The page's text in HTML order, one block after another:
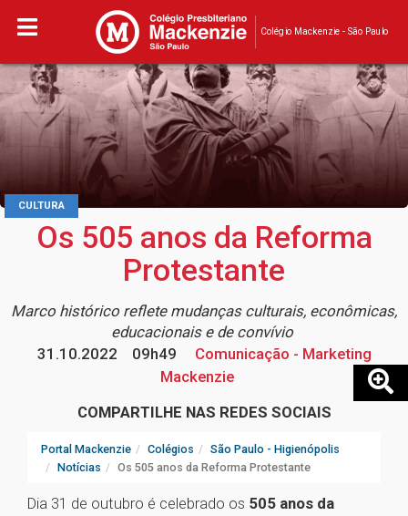
Colégio Mackenzie - São Paulo
CULTURA
Os 505 anos da Reforma
Protestante
Marco histórico reflete mudanças culturais, econômicas,
educacionais e de convívio
31.10.2022
09h49
Comunicação - Marketing
Mackenzie
COMPARTILHE NAS REDES SOCIAIS
Portal Mackenzie Colégios
São Paulo - Higienópolis
Notícias
Os 505 anos da Reforma Protestante
Dia 31 de outubro é celebrado os 505 anos da